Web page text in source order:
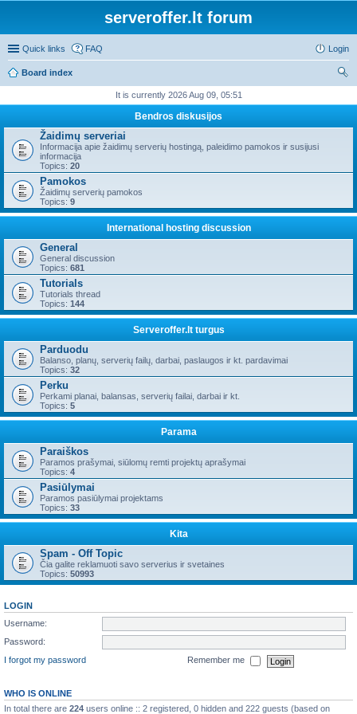
serveroffer.lt forum
Quick links FAQ Login
Board index
It is currently 2026 Aug 09, 05:51
Bendros diskusijos
Žaidimų serveriai
Informacija apie žaidimų serverių hostingą, paleidimo pamokos ir susijusi
informacija
Topics: 20
Pamokos
Žaidimų serverių pamokos
Topics: 9
International hosting discussion
General
General discussion
Topics: 681
Tutorials
Tutorials thread
Topics: 144
Serveroffer.lt turgus
Parduodu
Balanso, planų, serverių failų, darbai, paslaugos ir kt. pardavimai
Topics: 32
Perku
Perkami planai, balansas, serverių failai, darbai ir kt.
Topics: 5
Parama
Paraiškos
Paramos prašymai, siūlomų remti projektų aprašymai
Topics: 4
Pasiūlymai
Paramos pasiūlymai projektams
Topics: 33
Kita
Spam - Off Topic
Čia galite reklamuoti savo serverius ir svetaines
Topics: 50993
LOGIN
Username:
Password:
I forgot my password
Remember me
WHO IS ONLINE
In total there are 224 users online :: 2 registered, 0 hidden and 222 guests (based on